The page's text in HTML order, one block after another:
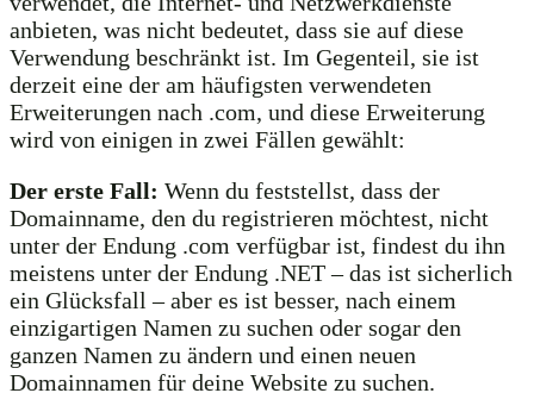
anbieten, was nicht bedeutet, dass sie auf diese
Verwendung beschränkt ist. Im Gegenteil, sie ist
derzeit eine der am häufigsten verwendeten
Erweiterungen nach .com, und diese Erweiterung
wird von einigen in zwei Fällen gewählt:
Der erste Fall: Wenn du feststellst, dass der
Domainname, den du registrieren möchtest, nicht
unter der Endung .com verfügbar ist, findest du ihn
meistens unter der Endung .NET – das ist sicherlich
ein Glücksfall – aber es ist besser, nach einem
einzigartigen Namen zu suchen oder sogar den
ganzen Namen zu ändern und einen neuen
Domainnamen für deine Website zu suchen.